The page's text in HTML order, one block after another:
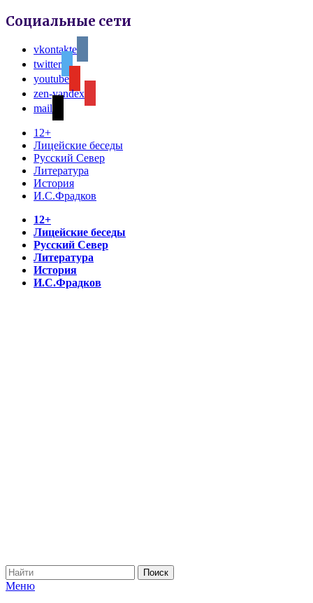
Социальные сети
vkontakte
twitter
youtube
zen-yandex
mail
12+
Лицейские беседы
Русский Север
Литература
История
И.С.Фрадков
12+
Лицейские беседы
Русский Север
Литература
История
И.С.Фрадков
Меню